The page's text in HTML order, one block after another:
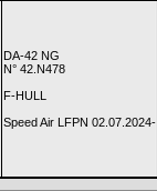
DA-42 NG
N° 42.N478
F-HULL
Speed Air LFPN 02.07.2024-